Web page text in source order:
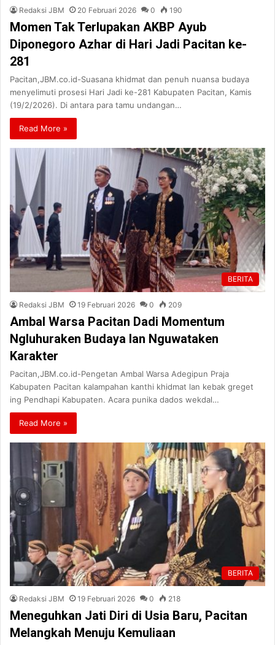
Redaksi JBM 20 Februari 2026 0 190
Momen Tak Terlupakan AKBP Ayub
Diponegoro Azhar di Hari Jadi Pacitan ke-
281
Pacitan,JBM.co.id-Suasana khidmat dan penuh nuansa budaya
menyelimuti prosesi Hari Jadi ke-281 Kabupaten Pacitan, Kamis
(19/2/2026). Di antara para tamu undangan…
Read More »
BERITA
Redaksi JBM 19 Februari 2026 0 209
Ambal Warsa Pacitan Dadi Momentum
Ngluhuraken Budaya lan Nguwataken
Karakter
Pacitan,JBM.co.id-Pengetan Ambal Warsa Adegipun Praja
Kabupaten Pacitan kalampahan kanthi khidmat lan kebak greget
ing Pendhapi Kabupaten. Acara punika dados wekdal…
Read More »
BERITA
Redaksi JBM 19 Februari 2026 0 218
Meneguhkan Jati Diri di Usia Baru, Pacitan
Melangkah Menuju Kemuliaan